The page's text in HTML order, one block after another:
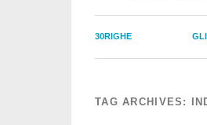
30RIGHE
TAG ARCHIVES: